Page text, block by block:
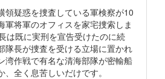
領疑惑を捜査している軍検察が10
軍将軍のオフィスを家宅捜索しま
は既に実刑を宣告受けたのに続
隊長が捜査を受ける立場に置かれ
湾作戦で有名な清海部隊が密輸船
、全く息苦しいだけです。